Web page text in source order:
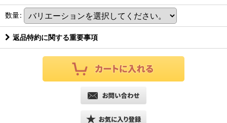
数量:
返品特約に関する重要事項